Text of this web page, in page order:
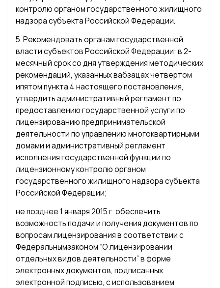
контролю органом государственного жилищного
надзора субъекта Российской Федерации.
5. Рекомендовать органам государственной
власти субъектов Российской Федерации: в 2-
месячный срок со дня утверждения методических
рекомендаций, указанных вабзацах четвертом
ипятом пункта 4 настоящего постановления,
утвердить административный регламент по
предоставлению государственной услуги по
лицензированию предпринимательской
деятельности по управлению многоквартирными
домами и административный регламент
исполнения государственной функции по
лицензионному контролю органом
государственного жилищного надзора субъекта
Российской Федерации;
не позднее 1 января 2015 г. обеспечить
возможность подачи и получения документов по
вопросам лицензирования в соответствии с
Федеральнымзаконом “О лицензировании
отдельных видов деятельности” в форме
электронных документов, подписанных
электронной подписью, с использованием